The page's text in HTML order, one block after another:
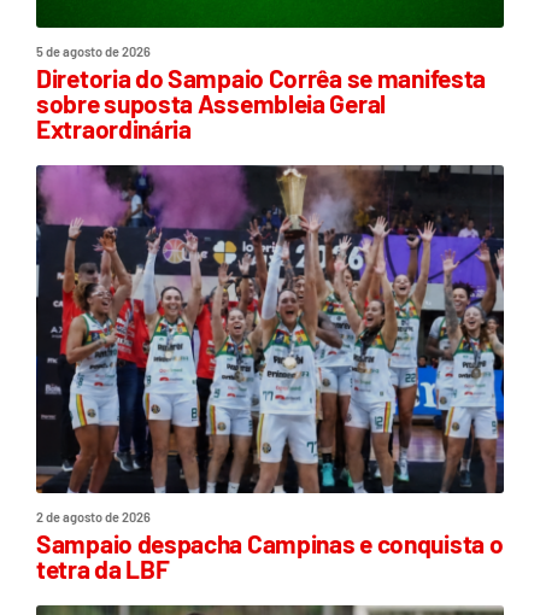
5 de agosto de 2026
Diretoria do Sampaio Corrêa se manifesta
sobre suposta Assembleia Geral
Extraordinária
2 de agosto de 2026
Sampaio despacha Campinas e conquista o
tetra da LBF